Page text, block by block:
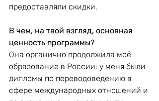
предоставляли скидки.
В чем, на твой взгляд, основная
ценность программы?
Она органично продолжила моё
образование в России: у меня были
дипломы по переводоведению в
сфере международных отношений и